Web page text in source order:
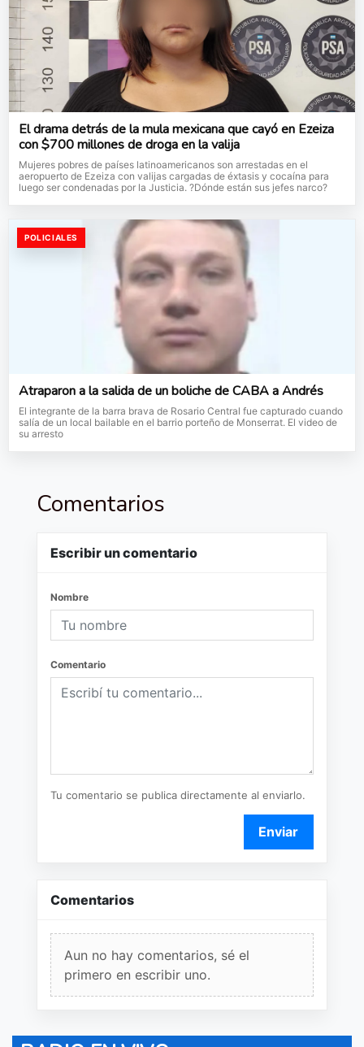
El drama detrás de la mula mexicana que cayó en Ezeiza
con $700 millones de droga en la valija
Mujeres pobres de países latinoamericanos son arrestadas en el
aeropuerto de Ezeiza con valijas cargadas de éxtasis y cocaína para
luego ser condenadas por la Justicia. ?Dónde están sus jefes narco?
POLICIALES
Atraparon a la salida de un boliche de CABA a Andrés
El integrante de la barra brava de Rosario Central fue capturado cuando
salía de un local bailable en el barrio porteño de Monserrat. El video de
su arresto
Comentarios
Escribir un comentario
Nombre
Comentario
Tu comentario se publica directamente al enviarlo.
Enviar
Comentarios
Aun no hay comentarios, sé el
primero en escribir uno.